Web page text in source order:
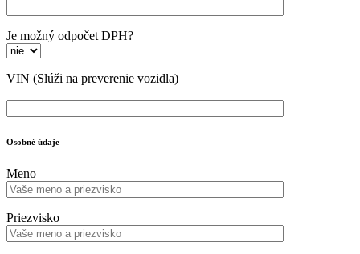
Je možný odpočet DPH?
VIN (Slúži na preverenie vozidla)
Osobné údaje
Meno
Priezvisko